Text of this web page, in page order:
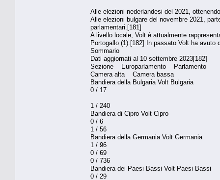
Alle elezioni nederlandesi del 2021,
Alle elezioni bulgare del novembre 2021,
parlamentari.[181]
A livello locale, Volt è attualmente
Portogallo (1).[182] In passato Volt ha
Sommario
Dati aggiornati al 10 settembre 2023[182]
Sezione Europarlamento Parlamento
Camera alta Camera bassa
Bandiera della Bulgaria Volt Bulgaria
0 / 17
1 / 240
Bandiera di Cipro Volt Cipro
0 / 6
1 / 56
Bandiera della Germania Volt Germania
1 / 96
0 / 69
0 / 736
Bandiera dei Paesi Bassi Volt Paesi Bassi
0 / 29